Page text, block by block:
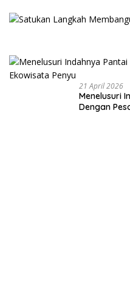
21 April 2026
Menelusuri
Dengan